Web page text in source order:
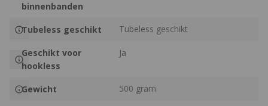
binnenbanden
Tubeless geschikt Tubeless geschikt
Geschikt voor
hookless
Ja
Gewicht 500 gram